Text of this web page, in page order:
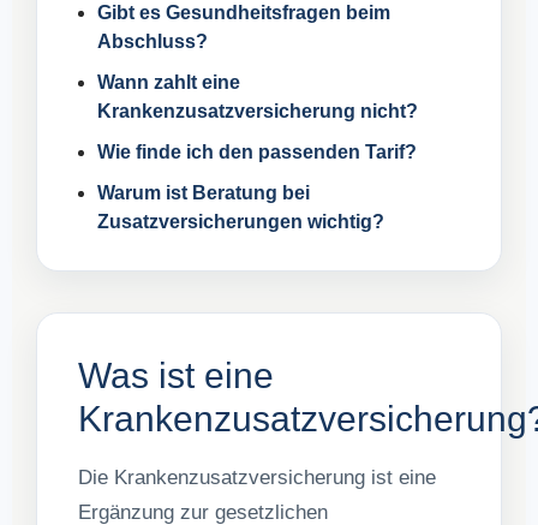
Gibt es Gesundheitsfragen beim
Abschluss?
Wann zahlt eine
Krankenzusatzversicherung nicht?
Wie finde ich den passenden Tarif?
Warum ist Beratung bei
Zusatzversicherungen wichtig?
Was ist eine
Die Krankenzusatzversicherung ist eine
Ergänzung zur gesetzlichen